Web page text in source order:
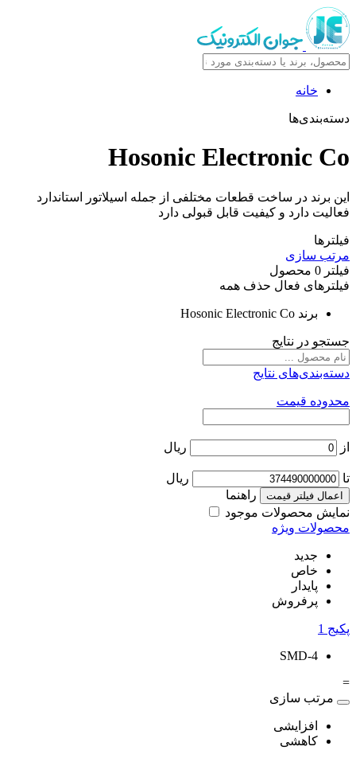
خانه
دسته‌بندی‌ها
Hosonic Electronic Co
این برند در ساخت قطعات مختلفی از جمله اسیلاتور استاندارد
فعالیت دارد و کیفیت قابل قبولی دارد
فیلترها
مرتب سازی
فیلتر 0 محصول
فیلترهای فعال حذف همه
برند Hosonic Electronic Co
جستجو در نتایج
دسته‌بندی‌های نتایج
محدوده قیمت
از ریال
تا ریال
اعمال فیلتر قیمت
راهنما
نمایش محصولات موجود
محصولات ویژه
جدید
خاص
پایدار
پرفروش
پکیج 1
SMD-4
=
مرتب سازی
افزایشی
کاهشی